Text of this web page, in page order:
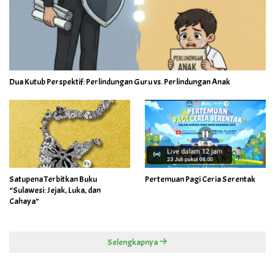
Dua Kutub Perspektif: Perlindungan Guru vs. Perlindungan Anak
Satupena Terbitkan Buku
“Sulawesi: Jejak, Luka, dan
Cahaya”
Pertemuan Pagi Ceria Serentak
Selengkapnya